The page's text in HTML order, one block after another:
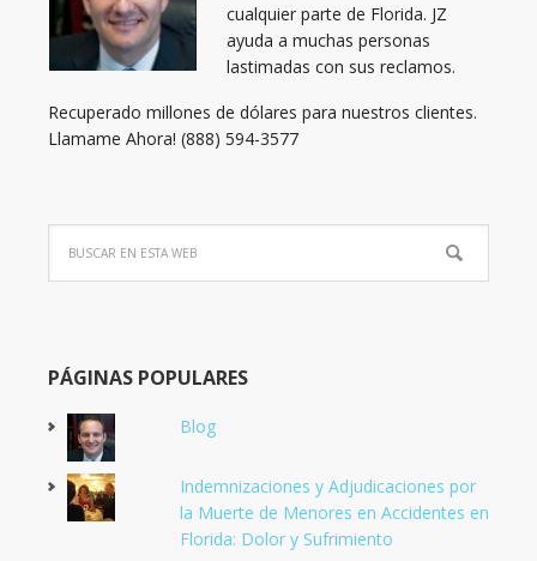
cualquier parte de Florida. JZ
ayuda a muchas personas
lastimadas con sus reclamos.
Recuperado millones de dólares para nuestros clientes.
Llamame Ahora! (888) 594-3577
PÁGINAS POPULARES
Blog
Indemnizaciones y Adjudicaciones por
la Muerte de Menores en Accidentes en
Florida: Dolor y Sufrimiento